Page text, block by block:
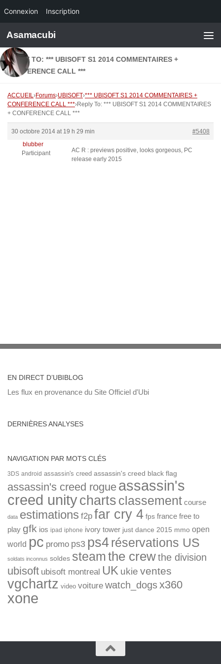
Connexion Inscription
Skip to content
Asamacubi
REPLY TO: *** UBISOFT S1 2014 COMMENTAIRES +
CONFERENCE CALL ***
ACCUEIL›Forums›UBISOFT›*** UBISOFT S1 2014 COMMENTAIRES +
CONFERENCE CALL ***›Reply To: *** UBISOFT S1 2014 COMMENTAIRES
+ CONFERENCE CALL ***
30 octobre 2014 at 19 h 29 min
#5408
blubber
Participant
AC R : previews positive, looks gorgeous, PC
release early 2015
EN DIRECT D’UBIBLOG
Les flux en provenance du Site Officiel d'Ubi
DERNIÈRES ANALYSES
NAVIGATION PAR MOTS CLÉS
3DS android assassin's creed assassin's creed black flag
assassin's creed rogue assassin's
creed unitycharts classement course
data estimations f2p far cry 4 fps france free to
play gfk ios ipad iphone ivory tower just dance 2015 mmo open
world pc promo ps3 ps4réservations US
soldats inconnus soldes steamthe crewthe division
ubisoft ubisoft montreal UK ukie ventes
vgchartz video voiture watch_dogsx360
xone